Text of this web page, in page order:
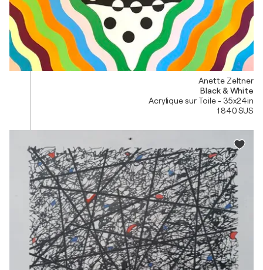
Anette Zeltner
Black & White
Acrylique sur Toile - 35x24in
1 840 $US